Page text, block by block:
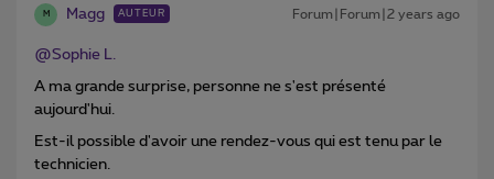
M Magg AUTEUR Forum|Forum|2 years ago
@Sophie L.
A ma grande surprise, personne ne s'est présenté
aujourd'hui.
Est-il possible d'avoir une rendez-vous qui est tenu par le
technicien.